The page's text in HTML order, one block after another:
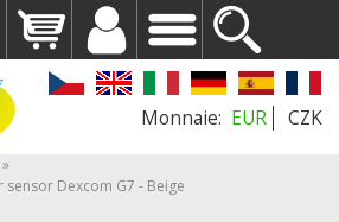
EUR CZK
Dexcom G7 - Beige